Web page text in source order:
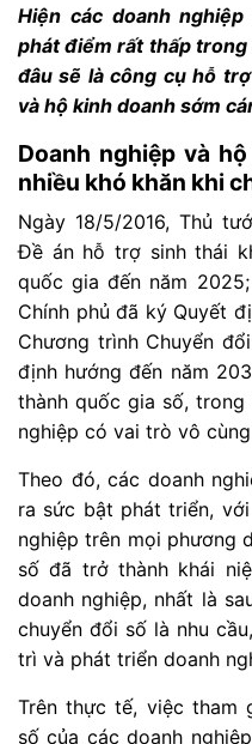
Hiện các doanh
phát điểm rất thấp trong
đâu sẽ là công cụ hỗ
và hộ kinh doanh sớm
Doanh nghiệp và
nhiều khó khăn khi
Ngày 18/5/2016, Thủ
Đề án hỗ trợ sinh thái
quốc gia đến năm
Chính phủ đã ký Quyết
Chương trình Chuyển
định hướng đến năm
thành quốc gia số,
nghiệp có vai trò vô
Theo đó, các doanh
ra sức bật phát triển,
nghiệp trên mọi phương
số đã trở thành khái
doanh nghiệp, nhất là
chuyển đổi số là nhu
trì và phát triển doanh
Trên thực tế, việc tham
số của các doanh